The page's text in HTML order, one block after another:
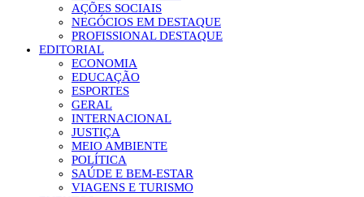
AÇÕES SOCIAIS
NEGÓCIOS EM DESTAQUE
PROFISSIONAL DESTAQUE
EDITORIAL
ECONOMIA
EDUCAÇÃO
ESPORTES
GERAL
INTERNACIONAL
JUSTIÇA
MEIO AMBIENTE
POLÍTICA
SAÚDE E BEM-ESTAR
VIAGENS E TURISMO